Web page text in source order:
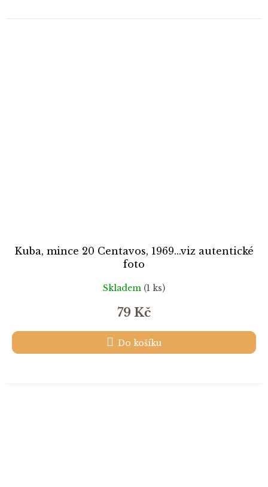
Kuba, mince 20 Centavos, 1969...viz autentické
foto
Skladem (1 ks)
79 Kč
Do košíku